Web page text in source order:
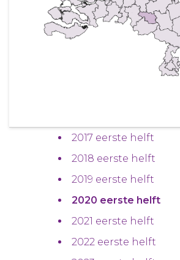
2017 eerste helft
2018 eerste helft
2019 eerste helft
2020 eerste helft
2021 eerste helft
2022 eerste helft